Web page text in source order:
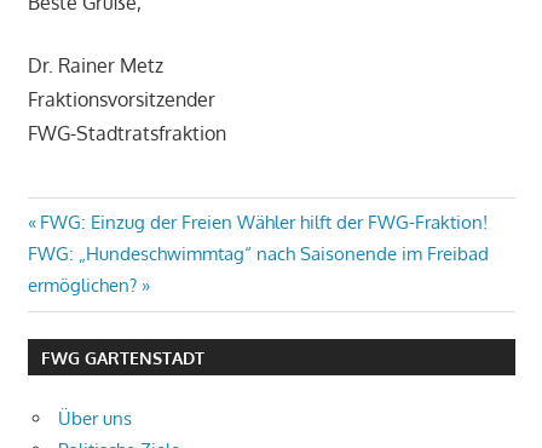
Dr. Rainer Metz
Fraktionsvorsitzender
FWG-Stadtratsfraktion
Beitragsnavigation
Vorheriger
Beitrag:
FWG: Einzug der Freien Wähler hilft der FWG-Fraktion!
Nächster
Beitrag:
FWG: „Hundeschwimmtag“ nach Saisonende im Freibad
ermöglichen?
FWG GARTENSTADT
Über uns